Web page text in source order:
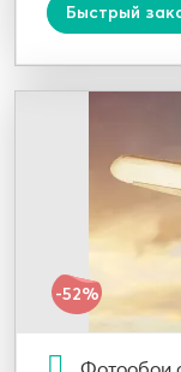
Быстрый
-52%